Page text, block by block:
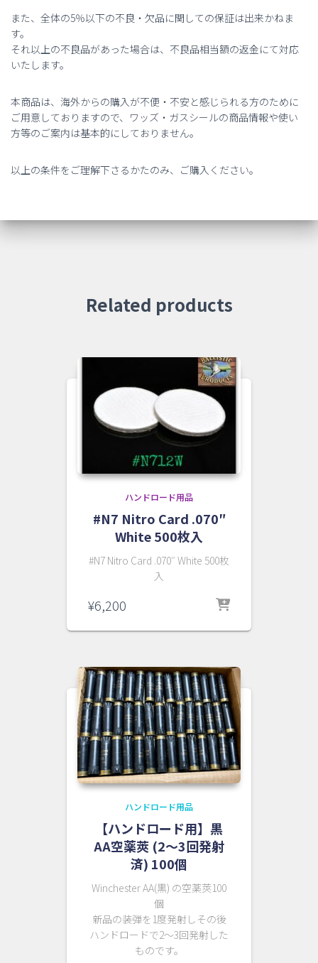
また、全体の5％以下の不良・欠品に関しての保証は出来かねま
す。
それ以上の不良品があった場合は、不良品相当額の返金にて対応
いたします。
本商品は、海外からの購入が不便・不安と感じられる方のために
ご用意しておりますので、ワッズ・ガスシールの商品情報や使い
方等のご案内は基本的にしておりません。
以上の条件をご理解下さるかたのみ、ご購入ください。
Related products
ハンドロード用品
#N7 Nitro Card .070″
White 500枚入
#N7 Nitro Card .070″ White 500枚
入
¥6,200
ハンドロード用品
【ハンドロード用】黒
AA空薬莢 (2～3回発射
済) 100個
Winchester AA(黒) の空薬莢100
個
新品の装弾を1度発射しその後
ハンドロードで2～3回発射した
ものです。